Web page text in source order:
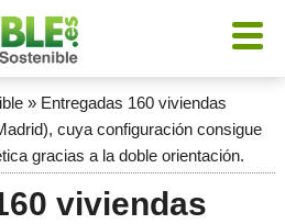
» Entregadas 160 viviendas
cuya configuración consigue
gracias a la doble orientación.
viviendas